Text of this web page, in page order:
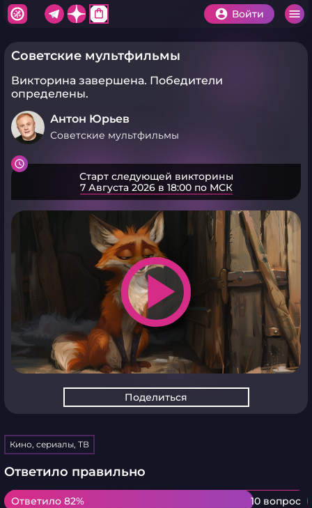
shopping_bag Войти
Советские мультфильмы
Викторина завершена. Победители
определены.
Антон Юрьев
Советские мультфильмы
Старт следующей викторины
7 Августа 2026 в 18:00 по МСК
play_arrow
Поделиться
Кино, сериалы, ТВ
Ответило правильно
Ответило 82% 10 вопрос
Ответило 82%